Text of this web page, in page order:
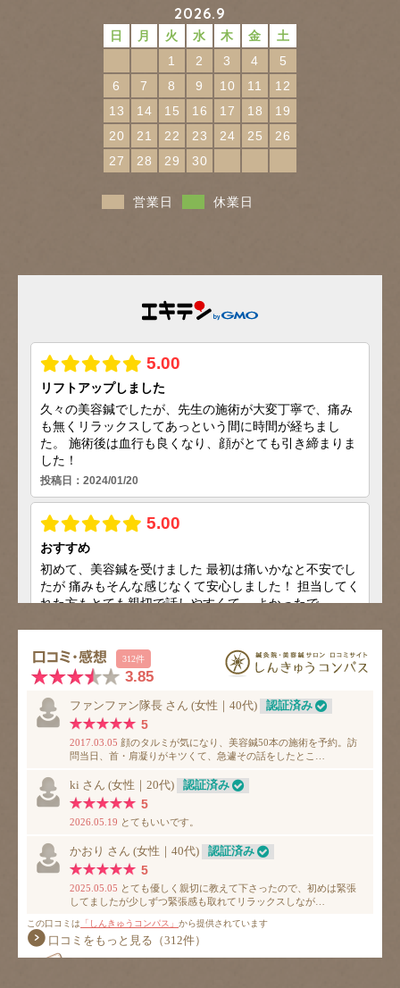
2026.9
日 月 火 水 木 金
土
1
2 3 4
5
6
7 8 9 10 11
12
13
14 15 16 17 18
19
20
21 22 23 24 25
26
27
28 29 30
営業日 休業日